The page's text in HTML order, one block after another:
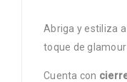
Abriga y estiliza
toque de
Cuenta con